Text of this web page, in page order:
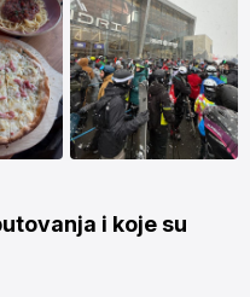
i koje su